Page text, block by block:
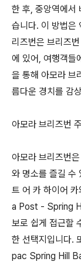
한 후, 중앙역에서
습니다. 이 방법은
리즈번은 브리즈
에 있어, 여행객들
을 통해 아모라 브
름다운 경치를 감
아모라 브리즈번
아모라 브리즈번
와 명소를 즐길 수
트 어 카 하이어
a Post - Spring
보로 쉽게 접근할
한 선택지입니다.
pac Spring Hill